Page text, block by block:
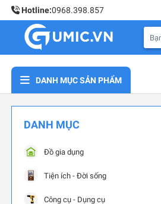
Hotline:0968.398.857
DANH MỤC SẢN PHẨM
DANH MỤC
Đồ gia dụng
Tiện ích - Đời sống
Công cụ - Dụng cụ